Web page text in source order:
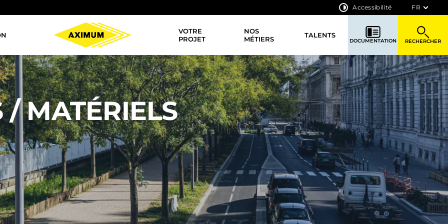
Accessibilité FR
Navigation
principale
VOTRE
PROJET
NOS
MÉTIERS
TALENTS
DOCUMENTATION RECHERCHER
/ MATÉRIELS